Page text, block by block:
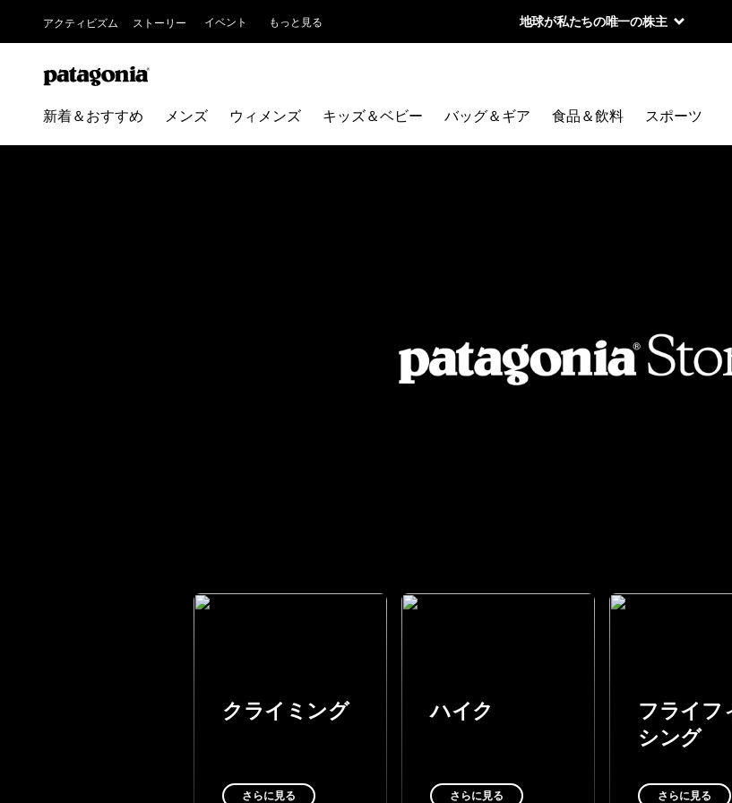
アクティビズム ストーリー イベント もっと見る 地球が私たちの唯一の株主
新着＆おすすめ メンズ ウィメンズ キッズ＆ベビー バッグ＆ギア 食品＆飲料 スポーツ
クライミング
さらに見る
ハイク
さらに見る
フライフ
シング
さらに見る